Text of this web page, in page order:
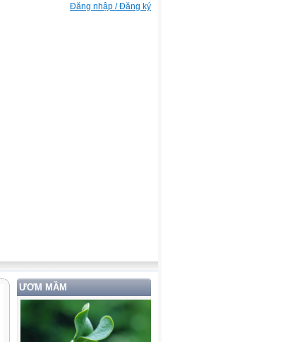
Đăng nhập / Đăng ký
ƯƠM MẦM